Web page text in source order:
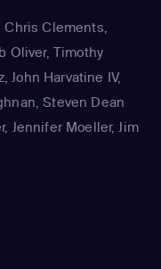
/ Selma
Spuckler / Kirk Van
Chris Clements,
Oliver, Timothy
John Harvatine IV,
Steven Dean
Jennifer Moeller, Jim